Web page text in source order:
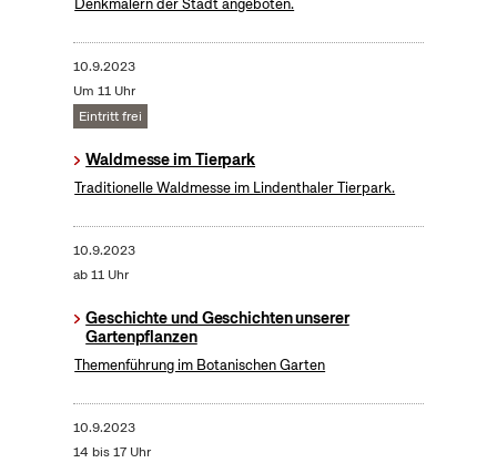
Denkmälern der Stadt angeboten.
10.9.2023
Um 11 Uhr
Eintritt frei
Waldmesse im Tierpark
Traditionelle Waldmesse im Lindenthaler Tierpark.
10.9.2023
ab 11 Uhr
Geschichte und Geschichten unserer
Gartenpflanzen
Themenführung im Botanischen Garten
10.9.2023
14 bis 17 Uhr